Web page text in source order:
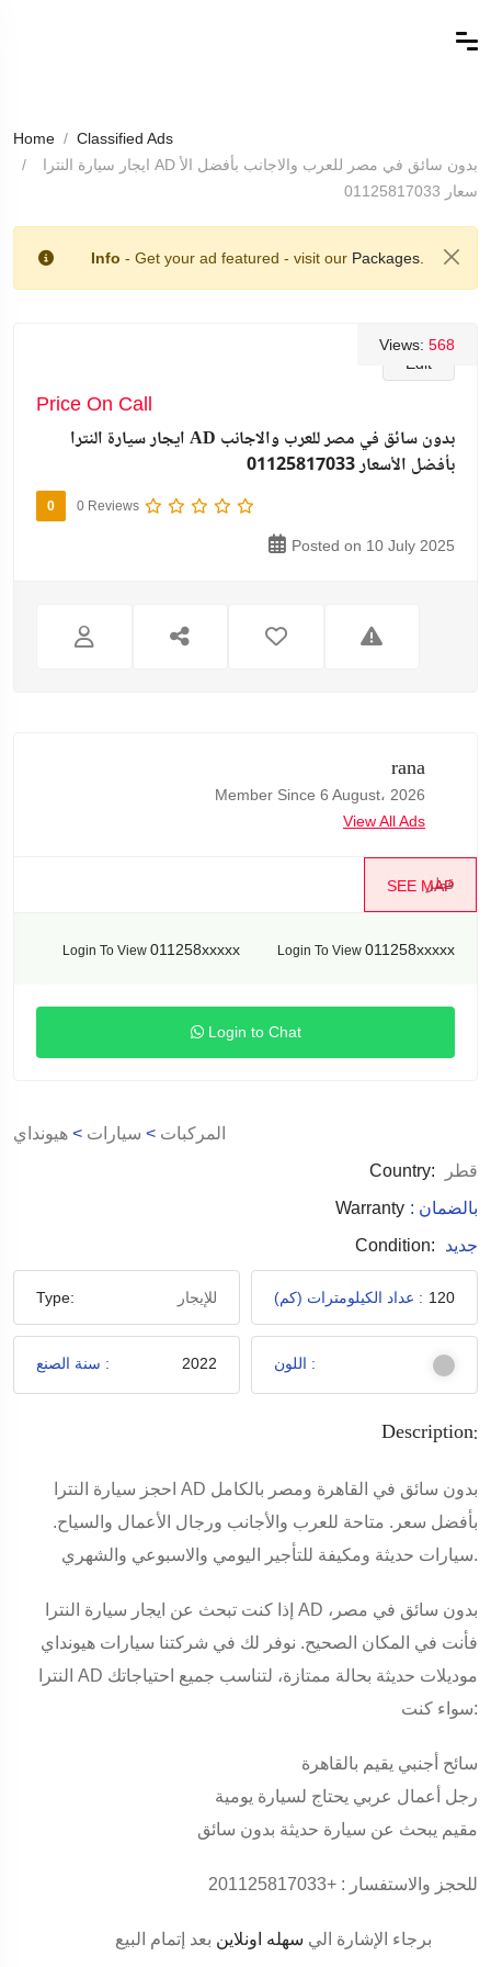
Home
Classified Ads
ايجار سيارة النترا AD بدون سائق في مصر للعرب والاجانب بأفضل الأ
سعار 01125817033
Info - Get your ad featured - visit our Packages.
Edit
Views: 568
Price On Call
ايجار سيارة النترا AD بدون سائق في مصر للعرب والاجانب
بأفضل الأسعار 01125817033
0 0 Reviews
Posted on 10 July 2025
rana
Member Since 6 August، 2026
View All Ads
SEE MAP
قطر
Login To View 011258xxxxx Login To View 011258xxxxx
Login to Chat
المركبات > سيارات > هيونداي
Country:
قطر
Warranty
: بالضمان
Condition:
جديد
Type: للإيجار عداد الكيلومترات (كم) : 120
سنة الصنع : 2022 اللون :
Description:
احجز سيارة النترا AD بدون سائق في القاهرة ومصر بالكامل
بأفضل سعر. متاحة للعرب والأجانب ورجال الأعمال والسياح.
سيارات حديثة ومكيفة للتأجير اليومي والاسبوعي والشهري.
إذا كنت تبحث عن ايجار سيارة النترا AD بدون سائق في مصر ،
فأنت في المكان الصحيح. نوفر لك في شركتنا سيارات هيونداي
النترا AD موديلات حديثة بحالة ممتازة، لتناسب جميع احتياجاتك
سواء كنت:
سائح أجنبي يقيم بالقاهرة
رجل أعمال عربي يحتاج لسيارة يومية
مقيم يبحث عن سيارة حديثة بدون سائق
للحجز والاستفسار : +201125817033
برجاء الإشارة الي سهله اونلاين بعد إتمام البيع